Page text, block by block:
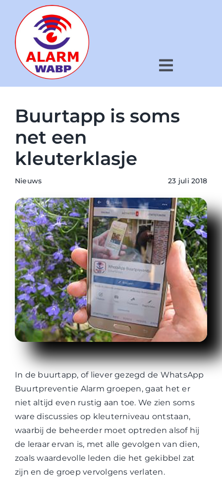
inhoud
Toggle
Nieuws
Kaart
WABP Shop
Contact
Buurtapp is soms
net een
kleuterklasje
Nieuws 23 juli 2018
In de buurtapp, of liever gezegd de WhatsApp
Buurtpreventie Alarm groepen, gaat het er
niet altijd even rustig aan toe. We zien soms
ware discussies op kleuterniveau ontstaan,
waarbij de beheerder moet optreden alsof hij
de leraar ervan is, met alle gevolgen van dien,
zoals waardevolle leden die het gekibbel zat
zijn en de groep vervolgens verlaten.